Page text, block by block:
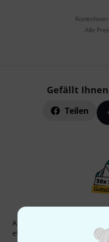
Alle
Gefällt
Teilen
Abonniere den Thomann
etwas Glück einen von
50